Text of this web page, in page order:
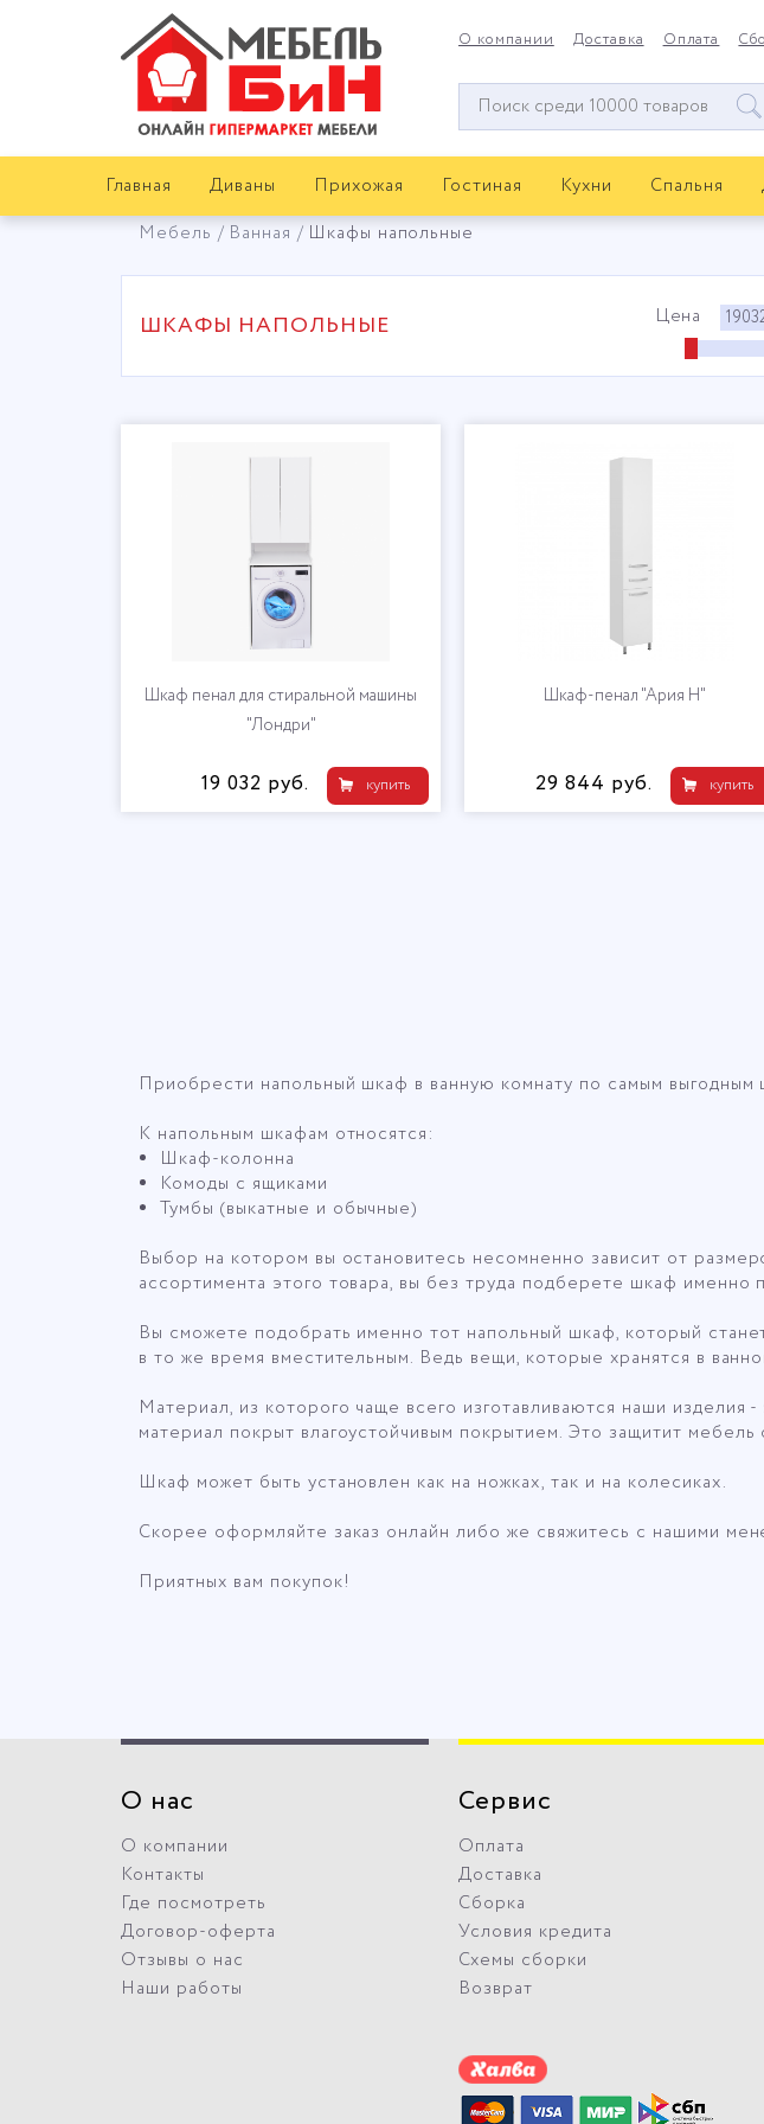
О компании Доставка Оплата
Окно
поиска
Главная Диваны Прихожая Гостиная Кухни Спальня
Мебель
Ванная Шкафы напольные
ШКАФЫ НАПОЛЬНЫЕ Цена
Описание для категории Шкафы напольные
Приобрести напольный шкаф в ванную комнату по самым
К напольным шкафам относятся:
Шкаф-колонна
Комоды с ящиками
Тумбы (выкатные и обычные)
Выбор на котором вы остановитесь несомненно зависит от
ассортимента этого товара, вы без труда подберете шкаф именно
Вы сможете подобрать именно тот напольный шкаф, который
в то же время вместительным. Ведь вещи, которые хранятся в
Материал, из которого чаще всего изготавливаются наши
материал покрыт влагоустойчивым покрытием. Это защитит
Шкаф может быть установлен как на ножках, так и на колесиках.
Скорее оформляйте заказ онлайн либо же свяжитесь с нашими
Приятных вам покупок!
Шкаф пенал для стиральной машины
"Лондри"
купить
19 032 руб.
Шкаф-пенал "Ария Н"
купить
29 844 руб.
О нас
О компании
Контакты
Где посмотреть
Договор-оферта
Отзывы о нас
Наши работы
Сервис
Оплата
Доставка
Сборка
Условия кредита
Схемы сборки
Возврат